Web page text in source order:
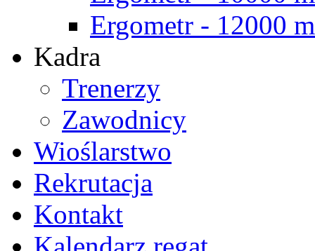
Ergometr - 12000 m
Kadra
Trenerzy
Zawodnicy
Wioślarstwo
Rekrutacja
Kontakt